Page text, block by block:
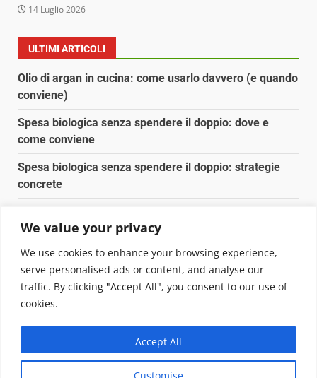
We value your privacy
We use cookies to enhance your browsing experience,
serve personalised ads or content, and analyse our
traffic. By clicking "Accept All", you consent to our use of
cookies.
Customise
Accept All
14 Luglio 2026
ULTIMI ARTICOLI
Olio di argan in cucina: come usarlo davvero (e quando
conviene)
Spesa biologica senza spendere il doppio: dove e
come conviene
Spesa biologica senza spendere il doppio: strategie
concrete
Pulizia naturale della casa: 3 ingredienti che
sostituiscono 10 prodotti chimici
Copyright © 2025 Biopianeta.it proprietà di Jws Media
Questo blog non è una testata giornalistica, in quanto
viene aggiornato senza alcuna periodicità. Non può
pertanto considerarsi un prodotto editoriale ai sensi